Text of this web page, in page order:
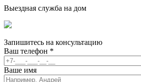
Выездная служба на дом
Запишитесь на консультацию
Ваш телефон *
Ваше имя